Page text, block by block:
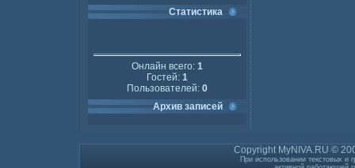
Статистика
Онлайн всего: 1
Гостей: 1
Пользователей: 0
Архив записей
Copyright MyNIVA.RU ©
При использовании текстовых и